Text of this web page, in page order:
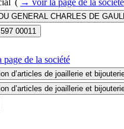
( → voir la page de la société
GENERAL CHARLES DE
00011
page de la société
d’articles de joaillerie et
d’articles de joaillerie et